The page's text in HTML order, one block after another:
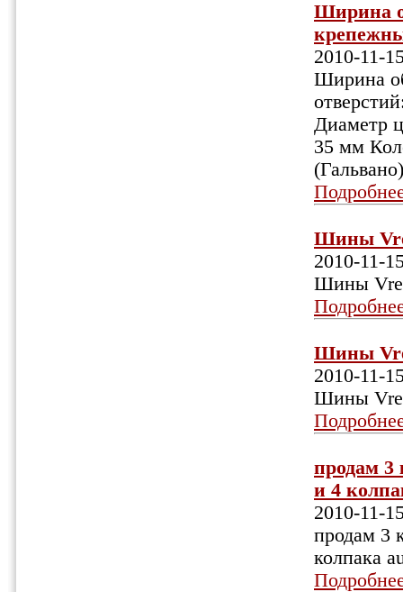
Ширина
2010-11-
Ширина
Диаметр
35 мм
(Гальвано)
Шины
2010-11-
Шины
Шины
2010-11-
Шины
продам 3
и 4
2010-11-
продам 3
колпака